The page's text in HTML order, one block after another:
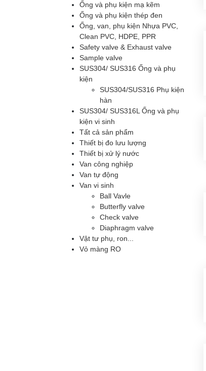
Ống và phụ kiện mạ kẽm
Ống và phụ kiện thép đen
Ống, van, phụ kiện Nhựa PVC,
Clean PVC, HDPE, PPR
Safety valve & Exhaust valve
Sample valve
SUS304/ SUS316 Ống và phụ
kiện
SUS304/SUS316 Phụ kiện
hàn
SUS304/ SUS316L Ống và phụ
kiện vi sinh
Tất cả sản phẩm
Thiết bị đo lưu lượng
Thiết bị xử lý nước
Van công nghiệp
Van tự động
Van vi sinh
Ball Vavle
Butterfly valve
Check valve
Diaphragm valve
Vật tư phụ, ron...
Vỏ màng RO